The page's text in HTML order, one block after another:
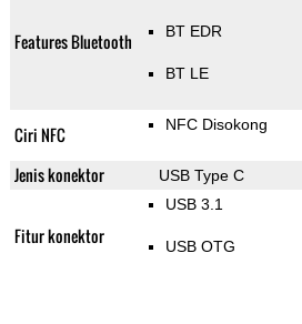
Features Bluetooth BT EDR
BT LE
Ciri NFC NFC Disokong
Jenis konektor USB Type C
Fitur konektor
USB 3.1
USB OTG